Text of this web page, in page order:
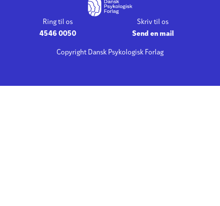
Ring til os
4546 0050
Skriv til os
Send en mail
Copyright Dansk Psykologisk Forlag